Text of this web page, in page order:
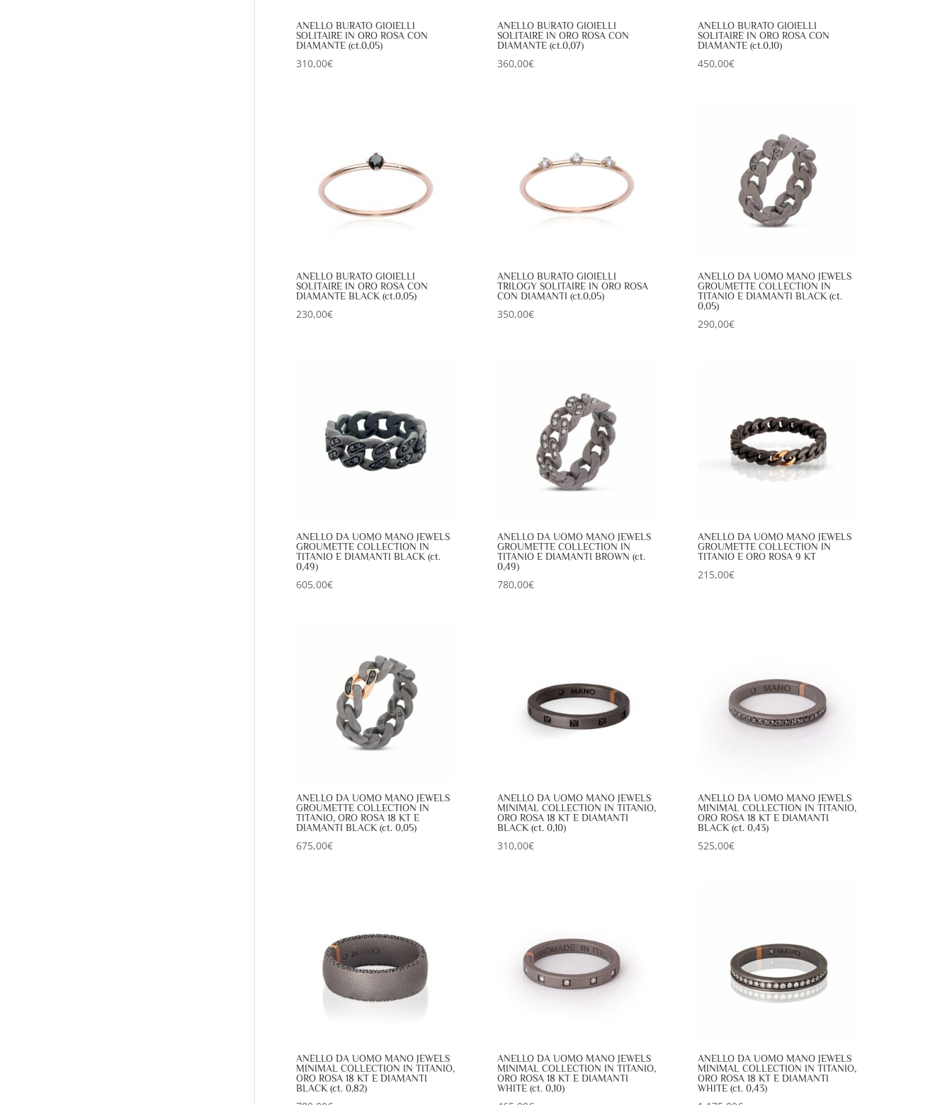
ANELLO BURATO GIOIELLI
SOLITAIRE IN ORO ROSA CON
DIAMANTE (ct.0,05)
310,00€
ANELLO BURATO GIOIELLI
SOLITAIRE IN ORO ROSA CON
DIAMANTE (ct.0,07)
360,00€
ANELLO BURATO GIOIELLI
SOLITAIRE IN ORO ROSA CON
DIAMANTE (ct.0,10)
450,00€
ANELLO BURATO GIOIELLI
SOLITAIRE IN ORO ROSA CON
DIAMANTE BLACK (ct.0,05)
230,00€
ANELLO BURATO GIOIELLI
TRILOGY SOLITAIRE IN ORO ROSA
CON DIAMANTI (ct.0,05)
350,00€
ANELLO DA UOMO MANO JEWELS
GROUMETTE COLLECTION IN
TITANIO E DIAMANTI BLACK (ct.
0,05)
290,00€
ANELLO DA UOMO MANO JEWELS
GROUMETTE COLLECTION IN
TITANIO E DIAMANTI BLACK (ct.
0,49)
605,00€
ANELLO DA UOMO MANO JEWELS
GROUMETTE COLLECTION IN
TITANIO E DIAMANTI BROWN (ct.
0,49)
780,00€
ANELLO DA UOMO MANO JEWELS
GROUMETTE COLLECTION IN
TITANIO E ORO ROSA 9 KT
215,00€
ANELLO DA UOMO MANO JEWELS
GROUMETTE COLLECTION IN
TITANIO, ORO ROSA 18 KT E
DIAMANTI BLACK (ct. 0,05)
675,00€
ANELLO DA UOMO MANO JEWELS
MINIMAL COLLECTION IN TITANIO,
ORO ROSA 18 KT E DIAMANTI
BLACK (ct. 0,10)
310,00€
ANELLO DA UOMO MANO JEWELS
MINIMAL COLLECTION IN TITANIO,
ORO ROSA 18 KT E DIAMANTI
BLACK (ct. 0,43)
525,00€
ANELLO DA UOMO MANO JEWELS
MINIMAL COLLECTION IN TITANIO,
ORO ROSA 18 KT E DIAMANTI
BLACK (ct. 0,82)
ANELLO DA UOMO MANO JEWELS
MINIMAL COLLECTION IN TITANIO,
ORO ROSA 18 KT E DIAMANTI
WHITE (ct. 0,10)
ANELLO DA UOMO MANO JEWELS
MINIMAL COLLECTION IN TITANIO,
ORO ROSA 18 KT E DIAMANTI
WHITE (ct. 0,43)